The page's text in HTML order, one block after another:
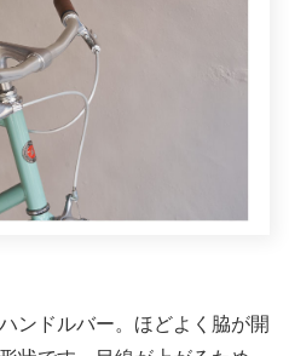
ンドルバー。ほどよく脇が開